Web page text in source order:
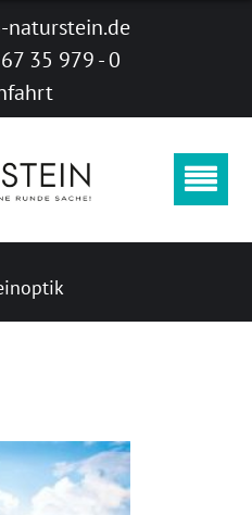
35 979 - 0